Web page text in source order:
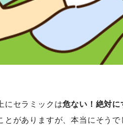
にセラミックは危ない！絶対に
とがありますが、本当にそうで